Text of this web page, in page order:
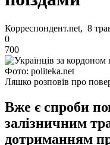
Корреспондент.net, 8
0
700
Фото: politeka.net
Ляшко розповів про
Вже є спроби
залізничним
дотриманням